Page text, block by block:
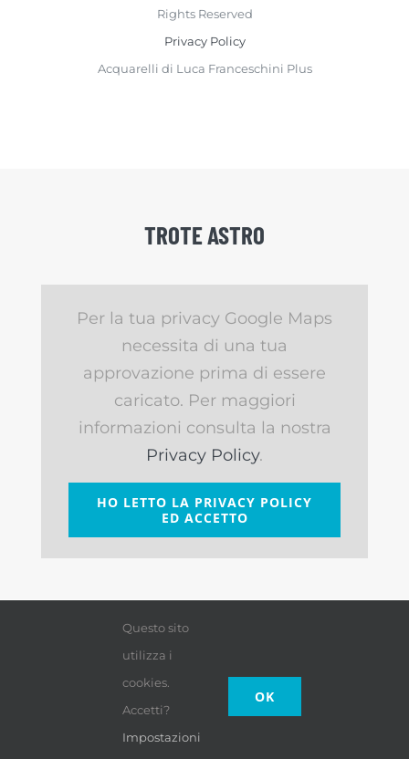
Rights Reserved
Privacy Policy
Acquarelli di Luca Franceschini Plus
TROTE ASTRO
Per la tua privacy Google Maps
necessita di una tua
approvazione prima di essere
caricato. Per maggiori
informazioni consulta la nostra
Privacy Policy.
HO LETTO LA PRIVACY POLICY
ED ACCETTO
Questo sito
utilizza i
cookies.
Accetti?
Impostazioni
OK